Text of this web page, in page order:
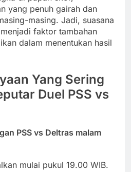
yang penuh gairah dan
masing. Jadi, suasana
faktor tambahan
dalam menentukan hasil
Yang Sering
Duel PSS vs
PSS vs Deltras malam
mulai pukul 19.00 WIB.